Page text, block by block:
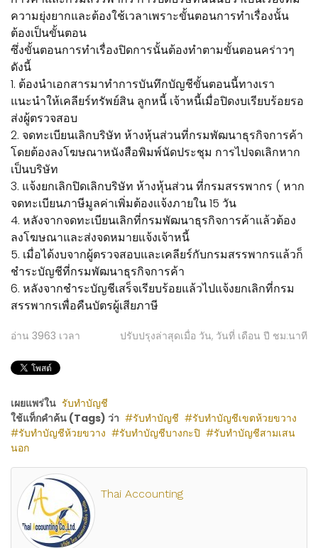
ความยุ่งยากและต้องใช้เวลาเพราะขั้นตอนการทำเรื่องนั้น
ต้องเป็นขั้นตอน
ซึ่งขั้นตอนการทำเรื่องปิดการนั้นต้องทำตามขั้นตอนคร่าวๆ
ดังนี้
1. ต้องนำเอกสารมาทำการบันทึกบัญชีขั้นตอนนี้ทางเรา
แนะนำให้เคลียร์ทรัพย์สิน ลูกหนี้ เจ้าหนี้เมื่อปิดงบเรียบร้อยรอ
ส่งผู้ตรวจสอบ
2. จดทะเบียนเลิกบริษัท ห้างหุ้นส่วนที่กรมพัฒนาธุรกิจการค้า
โดยต้องลงโฆษณาหนังสือพิมพ์นัดประชุม การไปจดเลิกหาก
เป็นบริษัท
3. แจ้งยกเลิกปิดเลิกบริษัท ห้างหุ้นส่วน ที่กรมสรรพากร ( หาก
จดทะเบียนภาษีมูลค่าเพิ่มต้องแจ้งภายใน 15 วัน
4. หลังจากจดทะเบียนเลิกที่กรมพัฒนาธุรกิจการค้าแล้วต้อง
ลงโฆษณาและส่งจดหมายแจ้งเจ้าหนี้
5. เมื่อได้งบจากผู้ตรวจสอบและเคลียร์กับกรมสรรพากรแล้วก็
ชำระบัญชีที่กรมพัฒนาธุรกิจการค้า
6. หลังจากชำระบัญชีเสร็จเรียบร้อยแล้วไปแจ้งยกเลิกที่กรม
สรรพากรเพื่อคืนบัตรผู้เสียภาษี
อ่าน 3963 เวลา ปรับปรุงล่าสุดเมื่อ วัน, วันที่ เดือน ปี ชม:นาที
เผยแพร่ใน รับทำบัญชี
ใช้แท็กคำค้น (Tags) ว่า
รับทำบัญชี
รับทำบัญชีเขตห้วยขวาง
รับทำบัญชีห้วยขวาง
รับทำบัญชีบางกะปิ
รับทำบัญชีสามเสน
นอก
Thai Accounting